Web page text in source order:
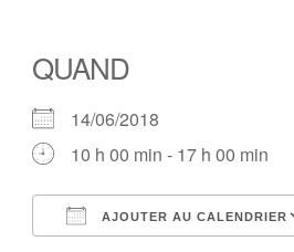
QUAND
14/06/2018
10 h 00 min - 17 h 00 min
AJOUTER AU CALENDRIER